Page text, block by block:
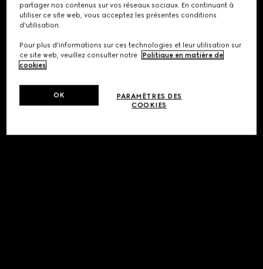
partager nos contenus sur vos réseaux sociaux. En continuant à
utiliser ce site web, vous acceptez les présentes conditions
d'utilisation.
Pour plus d'informations sur ces technologies et leur utilisation sur
ce site web, veuillez consulter notre
Politique en matière de
cookies.
PARAMÈTRES DES
COOKIES
OK